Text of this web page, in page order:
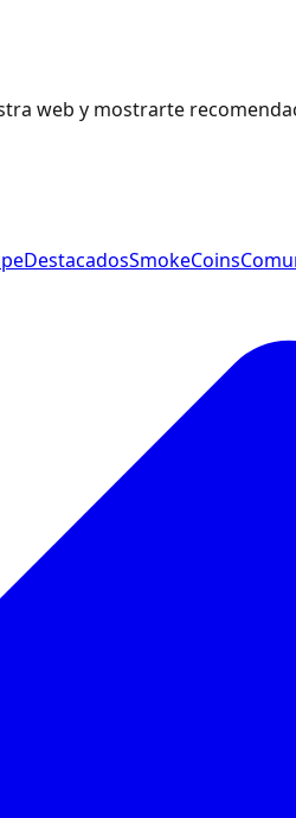
web y mostrarte
DestacadosSmokeCoins